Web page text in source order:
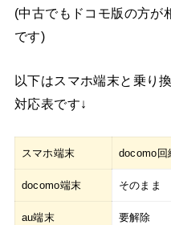
(中古でもドコモ版の方が
です)
以下はスマホ端末と乗り
対応表です↓
スマホ端末 docomo回
docomo端末 そのまま
au端末 要解除